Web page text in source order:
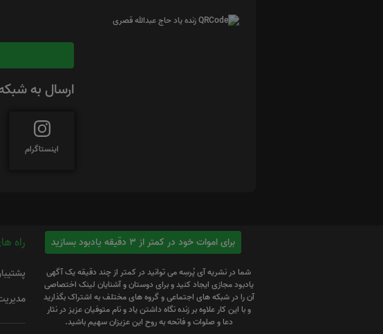
ارسال به
اینستاگرام
برای اموات خود در کمتر از 3 دقیقه یادبود بسازید
شما در نشریه آی پُرسِه می توانید در کمتر از چند دقیقه یک آگهی
یادبود مجازی ایجاد کنید و برای دوستان و آشنایان لینک اختصاصی
آن را در شبکه های اجتماعی و گروه های مختلف به اشتراک بگذارید
و با این کار علاوه بر زنده نگاه داشتن یاد و نام متوفیان عزیز در نثار
دعا و صلوات و فاتحه به روح این عزیزان سهیم باشید.
راه
پشتیبان:
مدیریت :